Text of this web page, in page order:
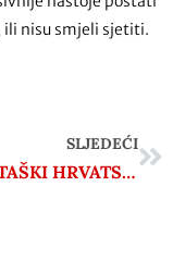
ili nisu smjeli sjetiti.
SLJEDEĆI
PROUSTAŠKI HRVATSKI TJEDNIK OBJAVIO JE ČLANAK “JESU LI NAVIJAČI NACISTI” PROTIV ROMANA BOLKOVIĆA I VELMIRA VISKOVIĆA, TE INDEX.HR KOJI SU OSUDILI DINAMOVE NAVIJAČE U MILANU